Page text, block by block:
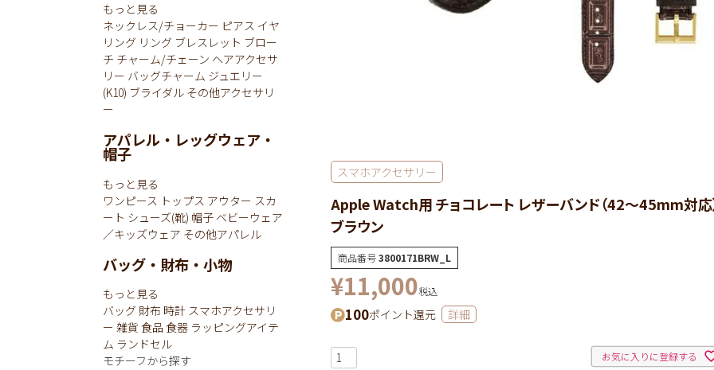
スマホアクセサリー
Apple Watch用 チョコレート レザーバンド（42～45mm対応
ブラウン
商品番号3800171BRW_L
¥11,000税込
100ポイント還元 詳細
お気に入りに登録する
もっと見る
ネックレス/チョーカー ピアス イヤ
リング リング ブレスレット ブロー
チ チャーム/チェーン ヘアアクセサ
リー バッグチャーム ジュエリー
(K10) ブライダル その他アクセサリ
ー
アパレル・レッグウェア・
帽子
もっと見る
ワンピース トップス アウター スカ
ート シューズ(靴) 帽子 ベビーウェア
／キッズウェア その他アパレル
バッグ・財布・小物
もっと見る
バッグ 財布 時計 スマホアクセサリ
ー 雑貨 食品 食器 ラッピングアイテ
ム ランドセル
モチーフから探す